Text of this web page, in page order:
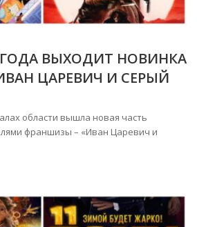
ВЫХОДИТ НОВИНКА
ЦАРЕВИЧ И СЕРЫЙ
области вышла новая часть
франшизы – «Иван Царевич и